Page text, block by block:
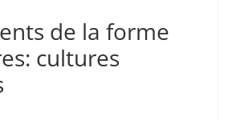
de la forme
cultures